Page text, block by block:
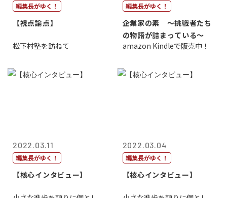
編集長がゆく！
【視点論点】
松下村塾を訪ねて
編集長がゆく！
企業家の素 〜挑戦者たち
の物語が詰まっている〜
amazon Kindleで販売中！
2022.03.11
編集長がゆく！
【核心インタビュー】
2022.03.04
編集長がゆく！
【核心インタビュー】